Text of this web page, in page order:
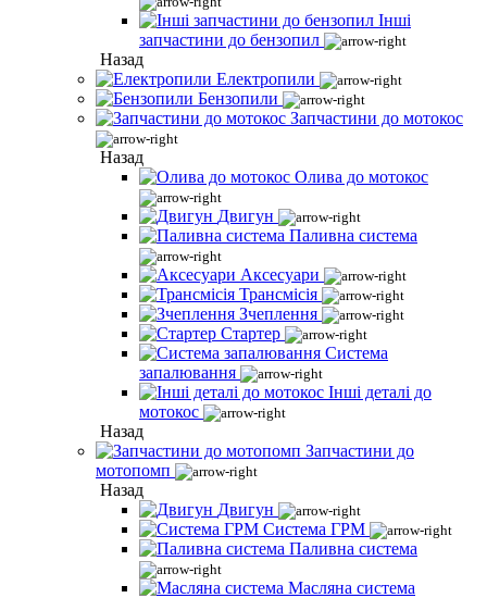
Інші
запчастини до бензопил
Назад
Електропили
Бензопили
Запчастини до мотокос
Назад
Олива до мотокос
Двигун
Паливна система
Аксесуари
Трансмісія
Зчеплення
Стартер
Система
запалювання
Інші деталі до
мотокос
Назад
Запчастини до
мотопомп
Назад
Двигун
Система ГРМ
Паливна система
Масляна система